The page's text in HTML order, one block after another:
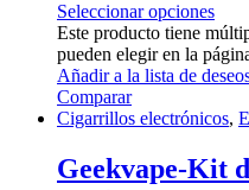
Seleccionar opciones
Este producto tiene
pueden elegir en la
Añadir a la lista de
Comparar
Cigarrillos electrónicos,
Geekvape-Kit